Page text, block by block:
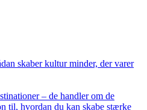
skaber kultur minder, der varer
– de handler om de
til, hvordan du kan skabe stærke